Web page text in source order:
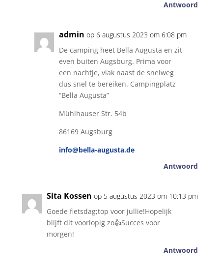
Antwoord
admin op 6 augustus 2023 om 6:08 pm
De camping heet Bella Augusta en zit
even buiten Augsburg. Prima voor
een nachtje, vlak naast de snelweg
dus snel te bereiken. Campingplatz
“Bella Augusta”
Mühlhauser Str. 54b
86169 Augsburg
info@bella-augusta.de
Antwoord
Sita Kossen op 5 augustus 2023 om 10:13 pm
Goede fietsdag;top voor jullie!Hopelijk
blijft dit voorlopig zo👍Succes voor
morgen!
Antwoord